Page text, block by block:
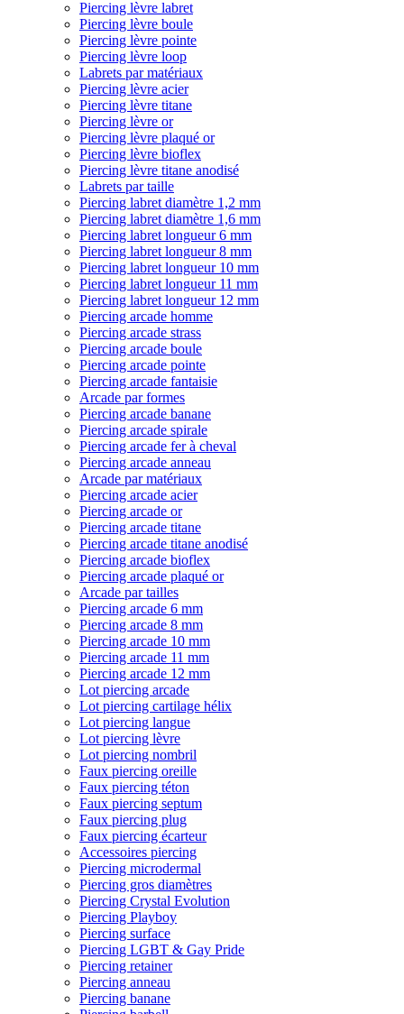
Piercing lèvre labret
Piercing lèvre boule
Piercing lèvre pointe
Piercing lèvre loop
Labrets par matériaux
Piercing lèvre acier
Piercing lèvre titane
Piercing lèvre or
Piercing lèvre plaqué or
Piercing lèvre bioflex
Piercing lèvre titane anodisé
Labrets par taille
Piercing labret diamètre 1,2 mm
Piercing labret diamètre 1,6 mm
Piercing labret longueur 6 mm
Piercing labret longueur 8 mm
Piercing labret longueur 10 mm
Piercing labret longueur 11 mm
Piercing labret longueur 12 mm
Piercing arcade homme
Piercing arcade strass
Piercing arcade boule
Piercing arcade pointe
Piercing arcade fantaisie
Arcade par formes
Piercing arcade banane
Piercing arcade spirale
Piercing arcade fer à cheval
Piercing arcade anneau
Arcade par matériaux
Piercing arcade acier
Piercing arcade or
Piercing arcade titane
Piercing arcade titane anodisé
Piercing arcade bioflex
Piercing arcade plaqué or
Arcade par tailles
Piercing arcade 6 mm
Piercing arcade 8 mm
Piercing arcade 10 mm
Piercing arcade 11 mm
Piercing arcade 12 mm
Lot piercing arcade
Lot piercing cartilage hélix
Lot piercing langue
Lot piercing lèvre
Lot piercing nombril
Faux piercing oreille
Faux piercing téton
Faux piercing septum
Faux piercing plug
Faux piercing écarteur
Accessoires piercing
Piercing microdermal
Piercing gros diamètres
Piercing Crystal Evolution
Piercing Playboy
Piercing surface
Piercing LGBT & Gay Pride
Piercing retainer
Piercing anneau
Piercing banane